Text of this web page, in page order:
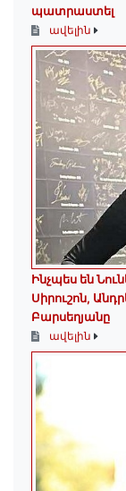
պատրաստել
ավելին
Ինչպես են
Սիրուշոն,
Բարսեղյանը
ավելին